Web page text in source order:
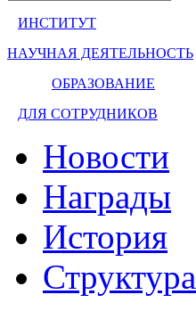
ИНСТИТУТ
НАУЧНАЯ ДЕЯТЕЛЬНОСТЬ
ОБРАЗОВАНИЕ
ДЛЯ СОТРУДНИКОВ
Новости
Награды
История
Структура